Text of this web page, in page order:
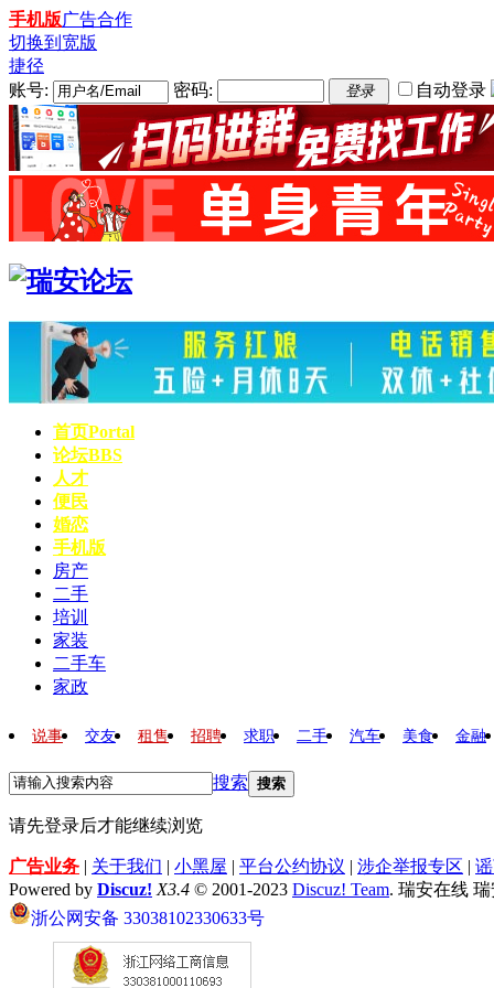
手机版广告合作
切换到宽版
捷径
账号:
密码: 登录 自动登录
首页Portal
论坛BBS
人才
便民
婚恋
手机版
房产
二手
培训
家装
二手车
家政
说事 交友 租售 招聘 求职 二手 汽车 美食 金融
搜索 搜索
请先登录后才能继续浏览
广告业务 | 关于我们 | 小黑屋 | 平台公约协议 | 涉企举报专区 |
Powered by Discuz! X3.4 © 2001-2023 Discuz! Team. 瑞安在线
浙公网安备 33038102330633号